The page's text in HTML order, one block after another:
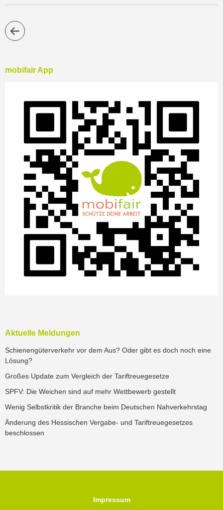
mobifair App
Aktuelle Meldungen
Schienengüterverkehr vor dem Aus? Oder gibt es doch noch eine
Lösung?
Großes Update zum Vergleich der Tariftreuegesetze
SPFV: Die Weichen sind auf mehr Wettbewerb gestellt
Wenig Selbstkritik der Branche beim Deutschen Nahverkehrstag
Änderung des Hessischen Vergabe- und Tariftreuegesetzes
beschlossen
Impressum